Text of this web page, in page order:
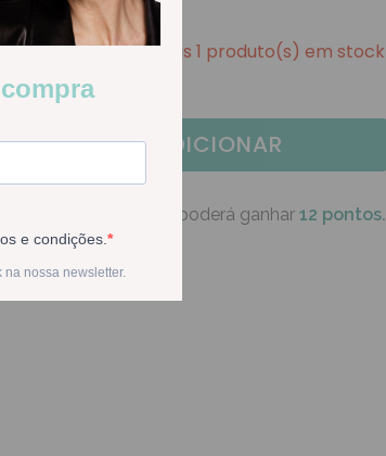
Unidades
Apenas 1 produto(s) em stock
ADICIONAR
deste produto poderá ganhar 12 pontos.